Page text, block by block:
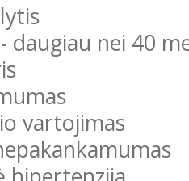
daugiau nei 40
vartojimas